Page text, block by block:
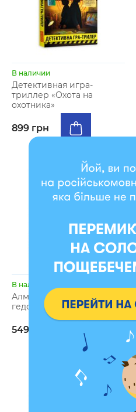
В наличии
Детективная игра-
триллер «Охота на
охотника»
899 грн
В наличии
Алмазная мозаика «Кот-
гедонист»
549 грн